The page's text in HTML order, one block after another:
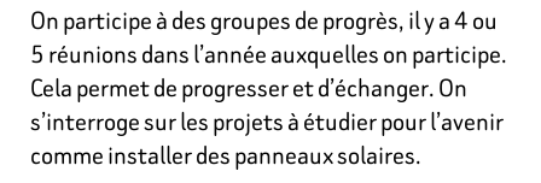
On participe à des groupes de progrès, il y a 4 ou
5 réunions dans l’année auxquelles on participe.
Cela permet de progresser et d’échanger. On
s’interroge sur les projets à étudier pour l’avenir
comme installer des panneaux solaires.